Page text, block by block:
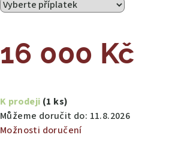
16 000 Kč
cena:
K prodeji (1 ks)
Můžeme doručit do: 11.8.2026
Možnosti doručení